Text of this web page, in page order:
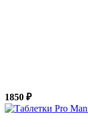
1850 ₽